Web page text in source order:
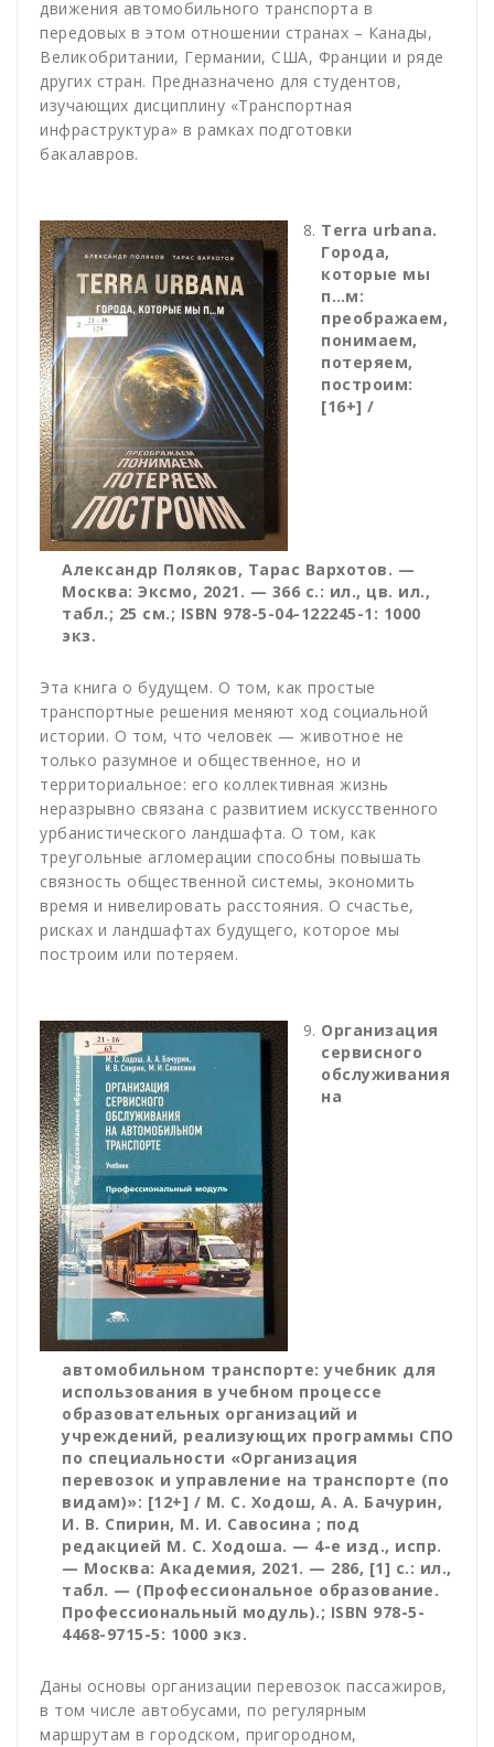
движения автомобильного транспорта в
передовых в этом отношении странах – Канады,
Великобритании, Германии, США, Франции и ряде
других стран. Предназначено для студентов,
изучающих дисциплину «Транспортная
инфраструктура» в рамках подготовки
бакалавров.
Terra urbana.
Города,
которые мы
п…м:
преображаем,
понимаем,
потеряем,
построим:
[16+] /
Александр Поляков, Тарас Вархотов. —
Москва: Эксмо, 2021. — 366 с.: ил., цв. ил.,
табл.; 25 см.; ISBN 978-5-04-122245-1: 1000
экз.
Эта книга о будущем. О том, как простые
транспортные решения меняют ход социальной
истории. О том, что человек — животное не
только разумное и общественное, но и
территориальное: его коллективная жизнь
неразрывно связана с развитием искусственного
урбанистического ландшафта. О том, как
треугольные агломерации способны повышать
связность общественной системы, экономить
время и нивелировать расстояния. О счастье,
рисках и ландшафтах будущего, которое мы
построим или потеряем.
Организация
сервисного
обслуживания
на
автомобильном транспорте: учебник для
иcпользования в учебном процессе
образовательных организаций и
учреждений, реализующих программы СПО
по специальности «Организация
перевозок и управление на транспорте (по
видам)»: [12+] / М. С. Ходош, А. А. Бачурин,
И. В. Спирин, М. И. Савосина ; под
редакцией М. С. Ходоша. — 4-е изд., испр.
— Москва: Академия, 2021. — 286, [1] с.: ил.,
табл. — (Профессиональное образование.
Профессиональный модуль).; ISBN 978-5-
4468-9715-5: 1000 экз.
Даны основы организации перевозок пассажиров,
в том числе автобусами, по регулярным
маршрутам в городском, пригородном,